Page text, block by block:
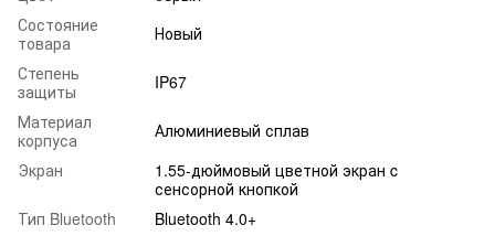
Состояние
товара
Новый
Степень
защиты
IP67
Материал
корпуса
Алюминиевый сплав
Экран
1.55-дюймовый цветной экран c
сенсорной кнопкой
Тип Bluetooth
Bluetooth 4.0+